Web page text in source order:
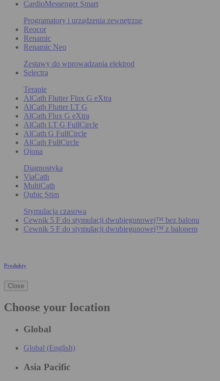
CardioMessenger Smart
Programatory i urządzenia zewnętrzne
Reocor
Renamic
Renamic Neo
Zestawy do wprowadzania elektrod
Selectra
Terapie
AlCath Flutter Flux G eXtra
AlCath Flutter LT G
AlCath Flux G eXtra
AlCath LT G FullCircle
AlCath G FullCircle
AlCath FullCircle
Qiona
Diagnostyka
ViaCath
MultiCath
Qubic Stim
Stymulacja czasowa
Cewnik 5 F do stymulacji dwubiegunowej™ bez balonu
Cewnik 5 F do stymulacji dwubiegunowej™ z balonem
Produkty
Close
Choose your location
Global
Global (English)
Asia Pacific